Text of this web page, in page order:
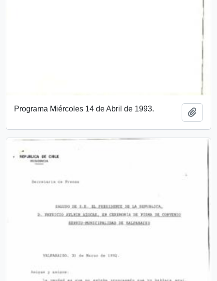
Programa Miércoles 14 de Abril de 1993.